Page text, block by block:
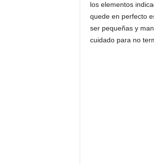
los elementos
quede en perfecto
ser pequeñas y
cuidado para no